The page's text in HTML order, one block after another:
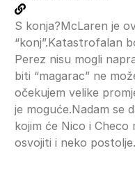
S konja?McLaren je
“konj”.Katastrofalan
Perez nisu mogli
biti “magarac” ne
očekujem velike
je moguće.Nadam se
kojim će Nico i Checo
osvojiti i neko postolje.